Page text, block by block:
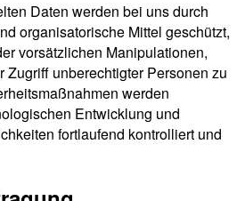
Daten werden bei uns durch
organisatorische Mittel geschützt,
vorsätzlichen Manipulationen,
Zugriff unberechtigter Personen zu
werden
Entwicklung und
fortlaufend kontrolliert und